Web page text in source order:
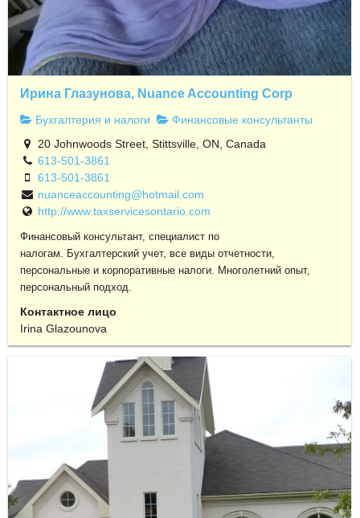
Ирина Глазунова, Nuance Accounting Corp
Бухгалтерия и налоги
Финансовые консультанты
20 Johnwoods Street, Stittsville, ON, Canada
613-501-3861
613-501-3861
nuanceaccounting@hotmail.com
http://www.taxservicesontario.com
Финансовый консультант, специалист по
налогам. Бухгалтерский учет, все виды отчетности,
персональные и корпоративные налоги. Многолетний опыт,
персональный подход.
Контактное лицо
Irina Glazounova